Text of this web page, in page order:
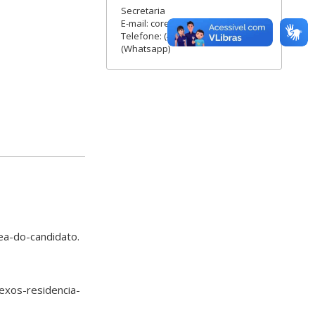
do-candidato.
residencia-
Secretaria
E-mail: coreme.hu@contato.ufsc.br
Telefone: (48) 3721-4943
(Whatsapp)